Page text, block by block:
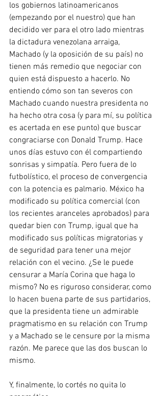
los gobiernos latinoamericanos
(empezando por el nuestro) que han
decidido ver para el otro lado mientras
la dictadura venezolana arraiga,
Machado (y la oposición de su país) no
tienen más remedio que negociar con
quien está dispuesto a hacerlo. No
entiendo cómo son tan severos con
Machado cuando nuestra presidenta no
ha hecho otra cosa (y para mí, su política
es acertada en ese punto) que buscar
congraciarse con Donald Trump. Hace
unos días estuvo con él compartiendo
sonrisas y simpatía. Pero fuera de lo
futbolístico, el proceso de convergencia
con la potencia es palmario. México ha
modificado su política comercial (con
los recientes aranceles aprobados) para
quedar bien con Trump, igual que ha
modificado sus políticas migratorias y
de seguridad para tener una mejor
relación con el vecino. ¿Se le puede
censurar a María Corina que haga lo
mismo? No es riguroso considerar, como
lo hacen buena parte de sus partidarios,
que la presidenta tiene un admirable
pragmatismo en su relación con Trump
y a Machado se le censure por la misma
razón. Me parece que las dos buscan lo
mismo.
Y, finalmente, lo cortés no quita lo